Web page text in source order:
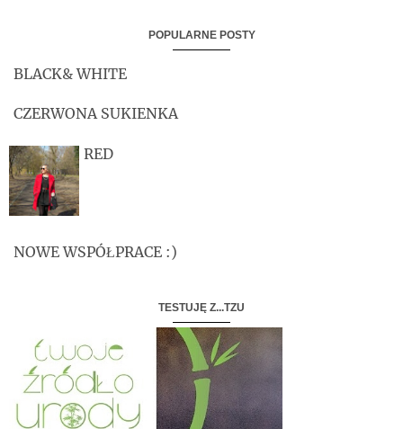
POPULARNE POSTY
BLACK& WHITE
CZERWONA SUKIENKA
RED
NOWE WSPÓŁPRACE :)
TESTUJĘ Z...TZU